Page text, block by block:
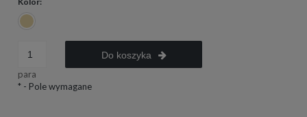
para
Do koszyka
* - Pole wymagane